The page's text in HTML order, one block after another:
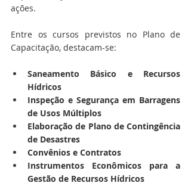
ações.
Entre os cursos previstos no Plano de
Capacitação, destacam-se:
Saneamento Básico e Recursos
Hídricos
Inspeção e Segurança em Barragens
de Usos Múltiplos
Elaboração de Plano de Contingência
de Desastres
Convênios e Contratos
Instrumentos Econômicos para a
Gestão de Recursos Hídricos